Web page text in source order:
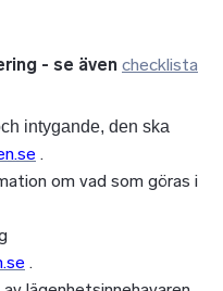
- se även checklista
intygande, den ska
.
om vad som göras i
.